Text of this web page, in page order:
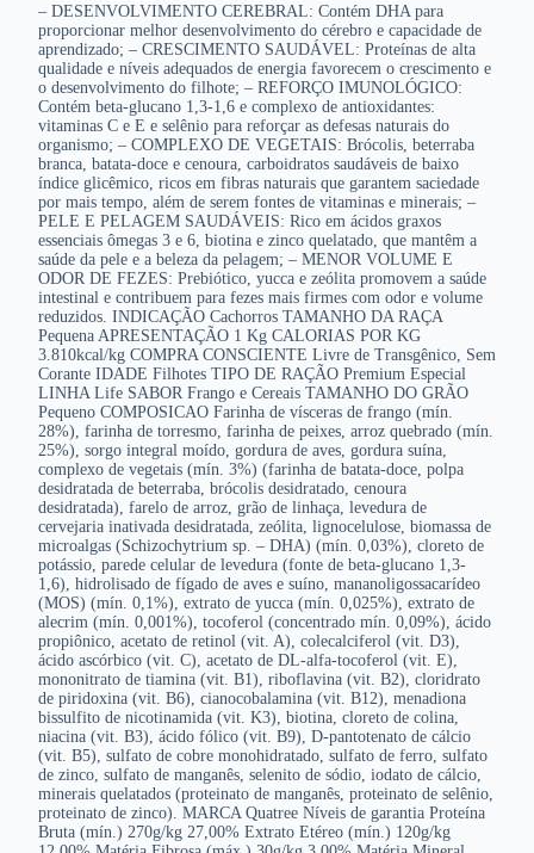
– DESENVOLVIMENTO CEREBRAL: Contém DHA para
proporcionar melhor desenvolvimento do cérebro e capacidade de
aprendizado; – CRESCIMENTO SAUDÁVEL: Proteínas de alta
qualidade e níveis adequados de energia favorecem o crescimento e
o desenvolvimento do filhote; – REFORÇO IMUNOLÓGICO:
Contém beta-glucano 1,3-1,6 e complexo de antioxidantes:
vitaminas C e E e selênio para reforçar as defesas naturais do
organismo; – COMPLEXO DE VEGETAIS: Brócolis, beterraba
branca, batata-doce e cenoura, carboidratos saudáveis de baixo
índice glicêmico, ricos em fibras naturais que garantem saciedade
por mais tempo, além de serem fontes de vitaminas e minerais; –
PELE E PELAGEM SAUDÁVEIS: Rico em ácidos graxos
essenciais ômegas 3 e 6, biotina e zinco quelatado, que mantêm a
saúde da pele e a beleza da pelagem; – MENOR VOLUME E
ODOR DE FEZES: Prebiótico, yucca e zeólita promovem a saúde
intestinal e contribuem para fezes mais firmes com odor e volume
reduzidos. INDICAÇÃO Cachorros TAMANHO DA RAÇA
Pequena APRESENTAÇÃO 1 Kg CALORIAS POR KG
3.810kcal/kg COMPRA CONSCIENTE Livre de Transgênico, Sem
Corante IDADE Filhotes TIPO DE RAÇÃO Premium Especial
LINHA Life SABOR Frango e Cereais TAMANHO DO GRÃO
Pequeno COMPOSICAO Farinha de vísceras de frango (mín.
28%), farinha de torresmo, farinha de peixes, arroz quebrado (mín.
25%), sorgo integral moído, gordura de aves, gordura suína,
complexo de vegetais (mín. 3%) (farinha de batata-doce, polpa
desidratada de beterraba, brócolis desidratado, cenoura
desidratada), farelo de arroz, grão de linhaça, levedura de
cervejaria inativada desidratada, zeólita, lignocelulose, biomassa de
microalgas (Schizochytrium sp. – DHA) (mín. 0,03%), cloreto de
potássio, parede celular de levedura (fonte de beta-glucano 1,3-
1,6), hidrolisado de fígado de aves e suíno, mananoligossacarídeo
(MOS) (mín. 0,1%), extrato de yucca (mín. 0,025%), extrato de
alecrim (mín. 0,001%), tocoferol (concentrado mín. 0,09%), ácido
propiônico, acetato de retinol (vit. A), colecalciferol (vit. D3),
ácido ascórbico (vit. C), acetato de DL-alfa-tocoferol (vit. E),
mononitrato de tiamina (vit. B1), riboflavina (vit. B2), cloridrato
de piridoxina (vit. B6), cianocobalamina (vit. B12), menadiona
bissulfito de nicotinamida (vit. K3), biotina, cloreto de colina,
niacina (vit. B3), ácido fólico (vit. B9), D-pantotenato de cálcio
(vit. B5), sulfato de cobre monohidratado, sulfato de ferro, sulfato
de zinco, sulfato de manganês, selenito de sódio, iodato de cálcio,
minerais quelatados (proteinato de manganês, proteinato de selênio,
proteinato de zinco). MARCA Quatree Níveis de garantia Proteína
Bruta (mín.) 270g/kg 27,00% Extrato Etéreo (mín.) 120g/kg